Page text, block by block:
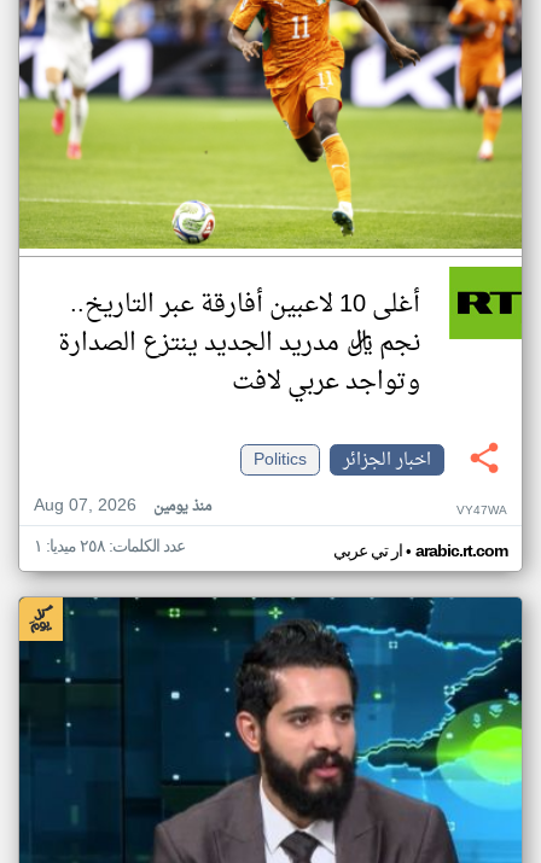
أغلى 10 لاعبين أفارقة عبر التاريخ..
نجم ريال مدريد الجديد ينتزع الصدارة
وتواجد عربي لافت
اخبار الجزائر
Politics
Aug 07, 2026
منذ يومين VY47WA
ار تي عربي• arabic.rt.com عدد الكلمات: ٢٥٨ ميديا: ١